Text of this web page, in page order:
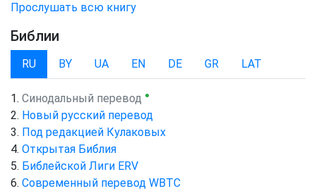
Прослушать всю книгу
Библии
RU BY UA EN DE GR LAT
Синодальный перевод ●
Новый русский перевод
Под редакцией Кулаковых
Открытая Библия
Библейской Лиги ERV
Cовременный перевод WBTC